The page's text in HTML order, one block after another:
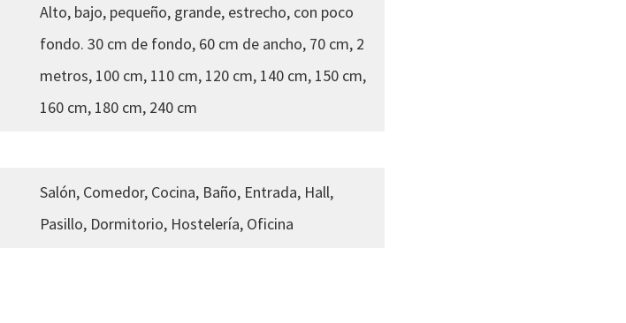
Alto, bajo, pequeño, grande, estrecho, con poco
fondo. 30 cm de fondo, 60 cm de ancho, 70 cm, 2
metros, 100 cm, 110 cm, 120 cm, 140 cm, 150 cm,
160 cm, 180 cm, 240 cm
Salón, Comedor, Cocina, Baño, Entrada, Hall,
Pasillo, Dormitorio, Hostelería, Oficina